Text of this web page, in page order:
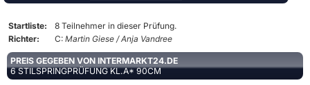
Startliste:
8 Teilnehmer in dieser Prüfung.
Richter:
C: Martin Giese / Anja Vandree
PREIS GEGEBEN VON INTERMARKT24.DE
6 STILSPRINGPRÜFUNG KL.A* 90CM